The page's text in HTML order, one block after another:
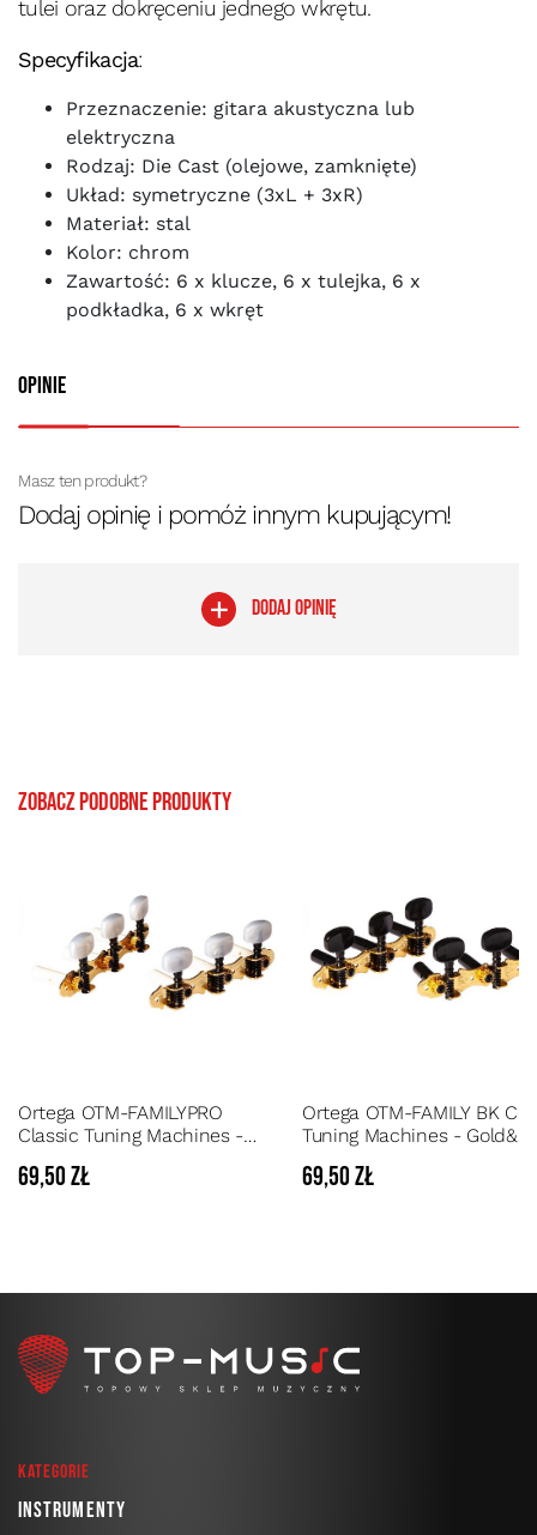
Opinie
Masz ten produkt?
Dodaj opinię i pomóż innym kupującym!
DODAJ OPINIĘ
tulei oraz dokręceniu jednego wkrętu.
Specyfikacja:
Przeznaczenie: gitara akustyczna lub
elektryczna
Rodzaj: Die Cast (olejowe, zamknięte)
Układ: symetryczne (3xL + 3xR)
Materiał: stal
Kolor: chrom
Zawartość: 6 x klucze, 6 x tulejka, 6 x
podkładka, 6 x wkręt
Zobacz podobne produkty
Ortega OTM-FAMILYPRO
Classic Tuning Machines -
klasycznej
69,50 zł
Ortega OTM-FAMILY BK
Tuning Machines -
klasycznej
69,50 zł
Kategorie
Instrumenty